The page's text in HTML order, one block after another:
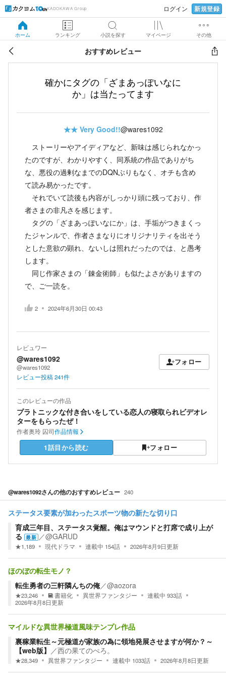
KADOKAWA Group ログイン 新規登録
ホーム ランキング 小説を探す マイページ その他
おすすめレビュー
確かにタグの「ざまあっぽいなに
か」は当たってます
★★ Very Good!!@wares1092
ストーリーやアイディアなど、新味は感じられなかっ
たのですが、わかりやすく、同系統の作品でありがち
な、悪役の過剰なまでのDQNぶりもなく、オチも含め
て読み易かったです。
それでいて読後も内容がしっかり頭に残っており、作
者さまの非凡さを感じます。
タグの「ざまあっぽいなにか」は、手垢がつきまくっ
たジャンルで、作者さまなりにオリジナリティを出そう
とした意欲の顕れ、ないしは照れだったのでは、と愚考
します。
同じ作家さまの「錬金術師」も似たよさがありますの
で、ご一読を。
2 2024年6月30日 00:43
レビュワー
@wares1092
@wares1092
フォロー
レビュー投稿241件
このレビューの作品
プラトニックな付き合いをしている恋人の寝取られビデオレ
ターをもらったぜ！
作者奥玲 囚司作品情報
1話目から読む フォロー
@wares1092さんの他のおすすめレビュー 240
ステータス要素が加わったスポーツ物の新たな切り口
育成三年目、ステータス覚醒。俺はマウンドと打席で成り上が
る 最新 ／@GARUD
★1,189 現代ドラマ 連載中 154話 2026年8月9日更新
ほのぼの転生モノ？
転生勇者の三軒隣んちの俺／@aozora
★23,246 書籍化 異世界ファンタジー 連載中 933話
2026年8月8日更新
マイルドな異世界極道風味テンプレ作品
裏稼業転生～元極道が家族の為に領地発展させますが何か？～
【web版】 ／西の果てのぺろ。
★28,349 異世界ファンタジー 連載中 1033話 2026年8月8日更新